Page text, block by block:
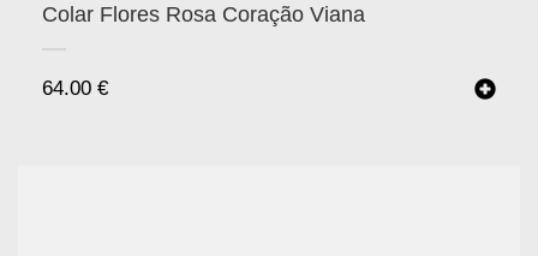
Colar Flores Rosa Coração Viana
64.00 €